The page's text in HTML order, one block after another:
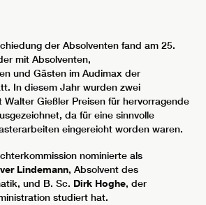
der Absolventen fand am 25.
mit Absolventen,
und Gästen im Audimax der
In diesem Jahr wurden zwei
Gießler Preisen für hervorragende
da für eine sinnvolle
eingereicht worden waren.
nominierte als
Lindemann, Absolvent des
und B. Sc. Dirk Hoghe, der
studiert hat.